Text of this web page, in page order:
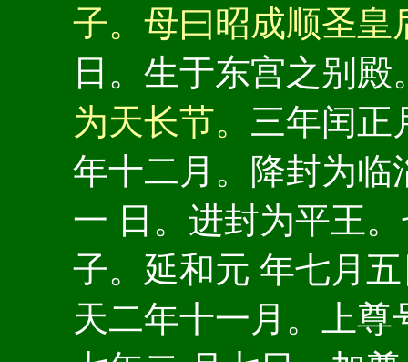
子。母曰昭成顺圣皇
日。生于东宫之别殿
为天长节。 三年闰正
年十二月。降封为临
一 日。进封为平王
子。延和元 年七月
天二年十一月。上